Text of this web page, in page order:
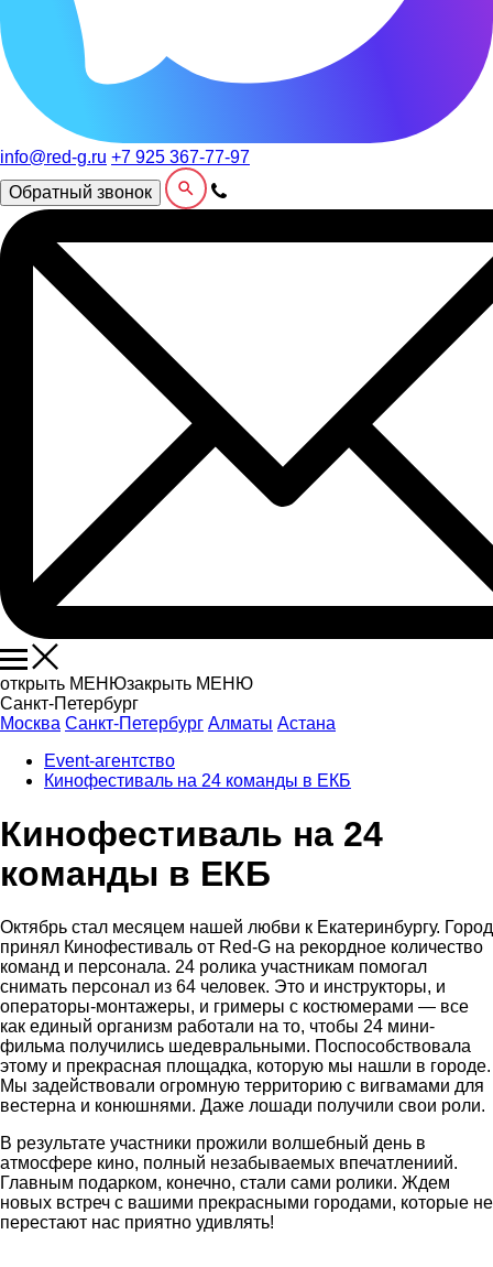
info@red-g.ru +7 925 367-77-97
Обратный звонок
открыть МЕНЮзакрыть МЕНЮ
Санкт-Петербург
Москва Санкт-Петербург Алматы Астана
Event-агентство
Кинофестиваль на 24 команды в ЕКБ
Кинофестиваль на 24
команды в ЕКБ
Октябрь стал месяцем нашей любви к Екатеринбургу. Город
принял Кинофестиваль от Red-G на рекордное количество
команд и персонала. 24 ролика участникам помогал
снимать персонал из 64 человек. Это и инструкторы, и
операторы-монтажеры, и гримеры с костюмерами — все
как единый организм работали на то, чтобы 24 мини-
фильма получились шедевральными. Поспособствовала
этому и прекрасная площадка, которую мы нашли в городе.
Мы задействовали огромную территорию с вигвамами для
вестерна и конюшнями. Даже лошади получили свои роли.
В результате участники прожили волшебный день в
атмосфере кино, полный незабываемых впечатлениий.
Главным подарком, конечно, стали сами ролики. Ждем
новых встреч с вашими прекрасными городами, которые не
перестают нас приятно удивлять!